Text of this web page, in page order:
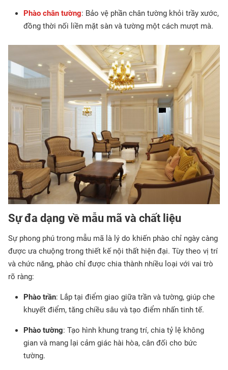
Phào chân tường: Bảo vệ phần chân tường khỏi trầy xước,
đồng thời nối liền mặt sàn và tường một cách mượt mà.
Sự đa dạng về mẫu mã và chất liệu
Sự phong phú trong mẫu mã là lý do khiến phào chỉ ngày càng
được ưa chuộng trong thiết kế nội thất hiện đại. Tùy theo vị trí
và chức năng, phào chỉ được chia thành nhiều loại với vai trò
rõ ràng:
Phào trần: Lắp tại điểm giao giữa trần và tường, giúp che
khuyết điểm, tăng chiều sâu và tạo điểm nhấn tinh tế.
Phào tường: Tạo hình khung trang trí, chia tỷ lệ không
gian và mang lại cảm giác hài hòa, cân đối cho bức
tường.